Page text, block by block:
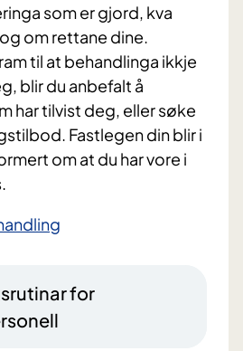
som er gjord, kva
om rettane dine.
til at behandlinga ikkje
blir du anbefalt å
har tilvist deg, eller søke
Fastlegen din blir i
om at du har vore i
for